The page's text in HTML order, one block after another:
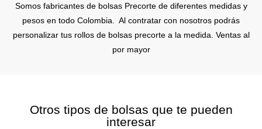
Somos fabricantes de bolsas Precorte de diferentes medidas y
pesos en todo Colombia. Al contratar con nosotros podrás
personalizar tus rollos de bolsas precorte a la medida. Ventas al
por mayor
Otros tipos de bolsas que te pueden
interesar